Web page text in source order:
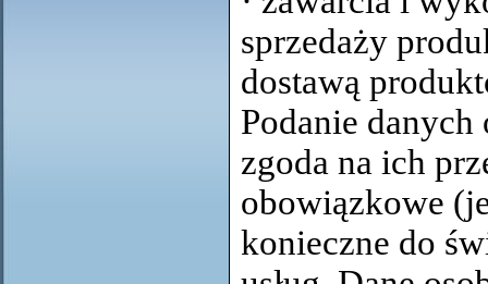
sprzedaży
dostawą
Podanie danych
zgoda na ich
obowiązkowe
konieczne do